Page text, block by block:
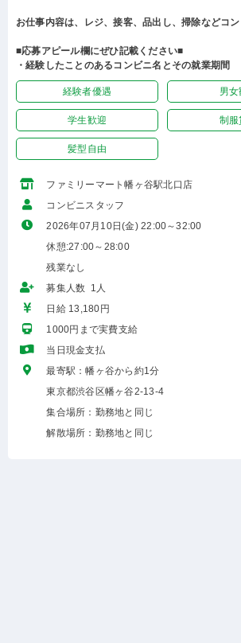
お仕事内容は、レジ、接客、品出し、掃除などコ
■応募アピール欄にぜひ記載ください■
・経験したことのあるコンビニ名とその就業期間
経験者優遇 男女
学生歓迎 制服
髪型自由
ファミリーマート幡ヶ谷駅北口店
コンビニスタッフ
2026年07月10日(金) 22:00～32:00
休憩:27:00～28:00
残業なし
募集人数 1人
日給 13,180円
1000円まで実費支給
当日現金支払
最寄駅：幡ヶ谷から約1分
東京都渋谷区幡ヶ谷2-13-4
集合場所：勤務地と同じ
解散場所：勤務地と同じ